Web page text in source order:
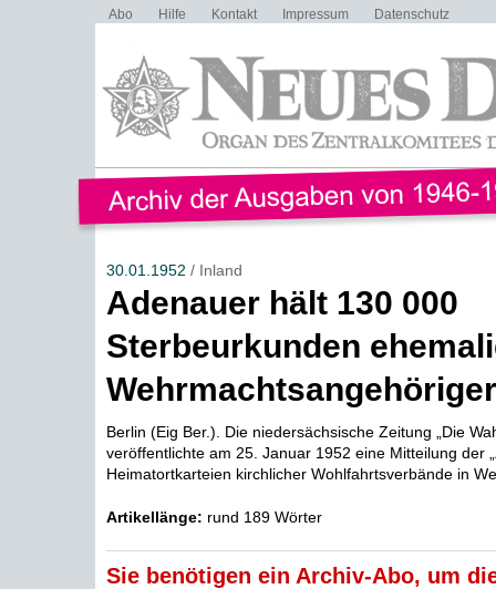
Abo Hilfe Kontakt Impressum Datenschutz
30.01.1952 / Inland
Adenauer hält 130 000
Sterbeurkunden
Berlin (Eig Ber.). Die niedersächsische Zeitung „Die
veröffentlichte am 25. Januar 1952 eine Mitteilung der
Heimatortkarteien kirchlicher Wohlfahrtsverbände in
Artikellänge: rund 189 Wörter
Sie benötigen ein Archiv-Abo, um